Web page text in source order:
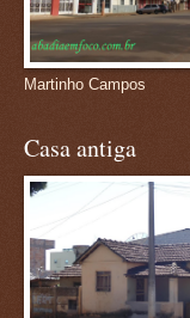
Martinho Campos
Casa antiga